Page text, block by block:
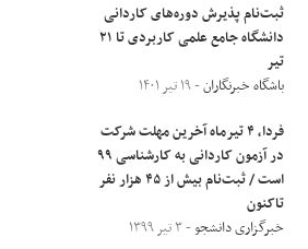
ثبت‌نام پذیرش دوره‌های کاردانی
دانشگاه جامع علمی کاربردی تا ٢١
تیر
باشگاه خبرنگاران- ۱۹ تیر ۱۴۰۱
فردا، ۴ تیرماه آخرین مهلت شرکت
در آزمون کاردانی به کارشناسی ۹۹
است / ثبت‌نام بیش از ۴۵ هزار نفر
تاکنون
خبرگزاری دانشجو- ۳ تیر ۱۳۹۹